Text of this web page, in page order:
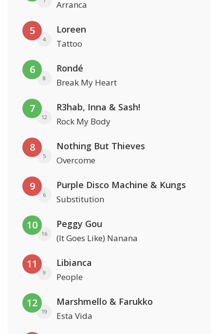
Arranca
5
4
Loreen
Tattoo
6
8
Rondé
Break My Heart
7
12
R3hab, Inna & Sash!
Rock My Body
8
5
Nothing But Thieves
Overcome
9
6
Purple Disco Machine & Kungs
Substitution
10
16
Peggy Gou
(It Goes Like) Nanana
11
9
Libianca
People
12
19
Marshmello & Farukko
Esta Vida